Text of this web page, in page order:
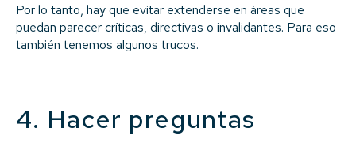
Por lo tanto, hay que evitar extenderse en áreas que
puedan parecer críticas, directivas o invalidantes. Para eso
también tenemos algunos trucos.
4. Hacer preguntas